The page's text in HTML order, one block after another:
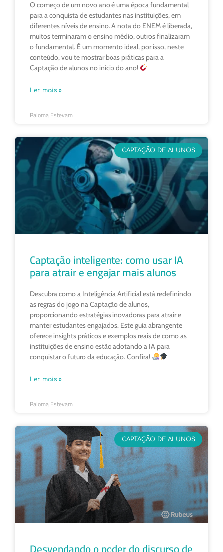
O começo de um novo ano é uma época fundamental
para a conquista de estudantes nas instituições, em
diferentes níveis de ensino. A nota do ENEM é liberada,
muitos terminaram o ensino médio, outros finalizaram
o fundamental. É um momento ideal, por isso, neste
conteúdo, vou te mostrar boas práticas para a
Captação de alunos no início do ano!
Ler mais »
Paloma Estevam
CAPTAÇÃO DE ALUNOS
Captação inteligente: como usar IA
para atrair e engajar mais alunos
Descubra como a Inteligência Artificial está redefinindo
as regras do jogo na Captação de alunos,
proporcionando estratégias inovadoras para atrair e
manter estudantes engajados. Este guia abrangente
oferece insights práticos e exemplos reais de como as
instituições de ensino estão adotando a IA para
conquistar o futuro da educação. Confira!
Ler mais »
Paloma Estevam
CAPTAÇÃO DE ALUNOS